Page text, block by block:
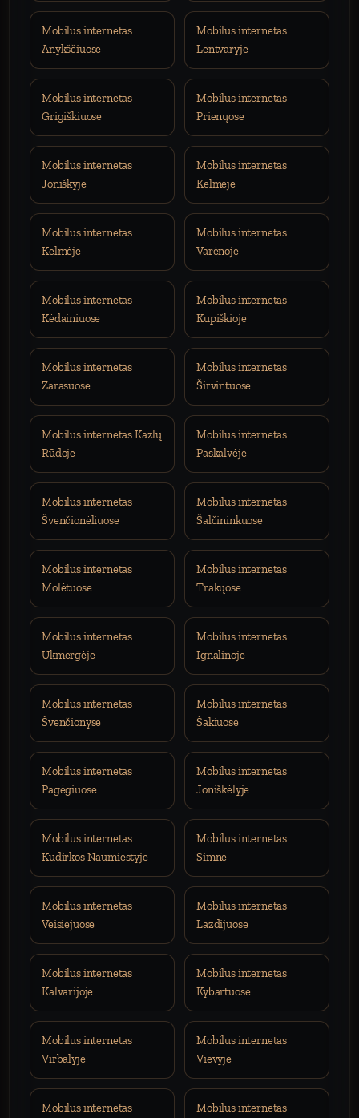
Mobilus internetas
Anykščiuose
Mobilus internetas
Lentvaryje
Mobilus internetas
Grigiškiuose
Mobilus internetas
Prienųose
Mobilus internetas
Joniškyje
Mobilus internetas
Kelmėje
Mobilus internetas
Kelmėje
Mobilus internetas
Varėnoje
Mobilus internetas
Kėdainiuose
Mobilus internetas
Kupiškioje
Mobilus internetas
Zarasuose
Mobilus internetas
Širvintuose
Mobilus internetas Kazlų
Rūdoje
Mobilus internetas
Paskalvėje
Mobilus internetas
Švenčionėliuose
Mobilus internetas
Šalčininkuose
Mobilus internetas
Molėtuose
Mobilus internetas
Trakųose
Mobilus internetas
Ukmergėje
Mobilus internetas
Ignalinoje
Mobilus internetas
Švenčionyse
Mobilus internetas
Šakiuose
Mobilus internetas
Pagėgiuose
Mobilus internetas
Joniškėlyje
Mobilus internetas
Kudirkos Naumiestyje
Mobilus internetas
Simne
Mobilus internetas
Veisiejuose
Mobilus internetas
Lazdijuose
Mobilus internetas
Kalvarijoje
Mobilus internetas
Kybartuose
Mobilus internetas
Virbalyje
Mobilus internetas
Vievyje
Mobilus internetas
Mobilus internetas